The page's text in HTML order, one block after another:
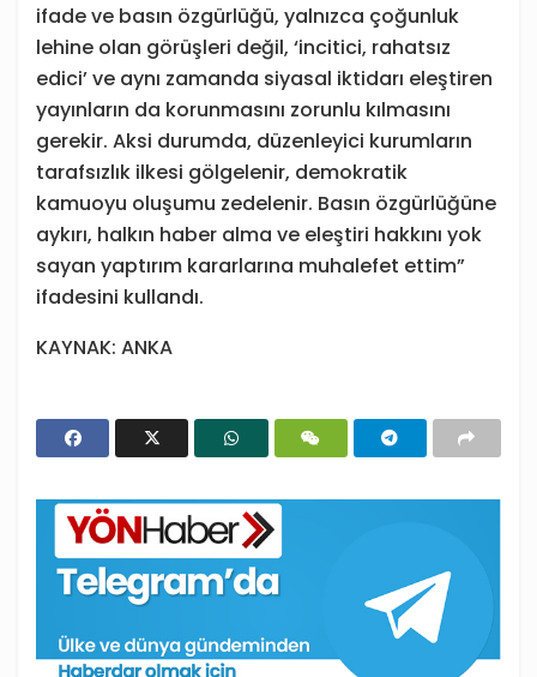
ifade ve basın özgürlüğü, yalnızca çoğunluk
lehine olan görüşleri değil, ‘incitici, rahatsız
edici’ ve aynı zamanda siyasal iktidarı eleştiren
yayınların da korunmasını zorunlu kılmasını
gerekir. Aksi durumda, düzenleyici kurumların
tarafsızlık ilkesi gölgelenir, demokratik
kamuoyu oluşumu zedelenir. Basın özgürlüğüne
aykırı, halkın haber alma ve eleştiri hakkını yok
sayan yaptırım kararlarına muhalefet ettim”
ifadesini kullandı.
KAYNAK: ANKA